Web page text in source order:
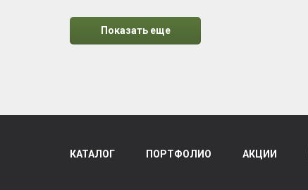
Показать еще
КАТАЛОГ ПОРТФОЛИО АКЦИИ